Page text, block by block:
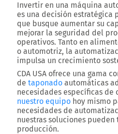
Invertir en una máquina
es una decisión estratégica
que busque aumentar su
mejorar la seguridad del
operativos. Tanto en
o automotriz, la
impulsa un crecimiento
CDA USA ofrece una gama
de taponado automáticas
necesidades específicas de
nuestro equipo hoy mismo
necesidades de
nuestras soluciones
producción.